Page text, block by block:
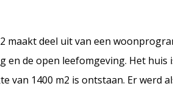
maakt deel uit van een
en de open leefomgeving. Het
van 1400 m2 is ontstaan. Er werd